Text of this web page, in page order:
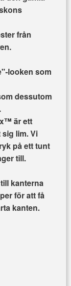
från
looken som
dessutom
är ett
lim. Vi
på ett tunt
till.
kanterna
för att få
kanten.